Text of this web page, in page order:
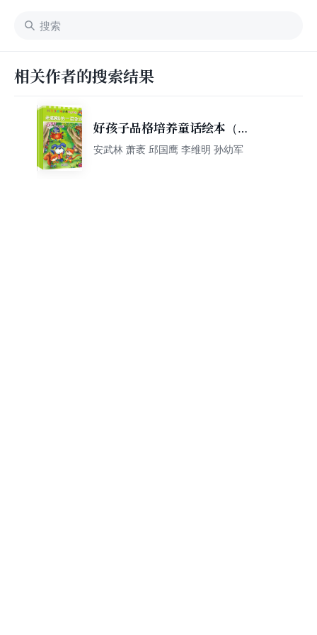
相关作者的搜索结果
好孩子品格培养童话绘本（套
装共6册）
安武林 萧袤 邱国鹰 李维明 孙幼军